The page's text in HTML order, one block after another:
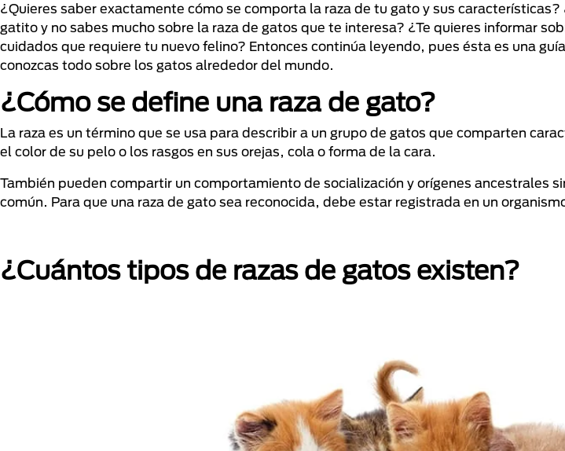
¿Quieres saber exactamente cómo se comporta la raza de tu gato y sus
gatito y no sabes mucho sobre la raza de gatos que te interesa? ¿Te quieres informar
cuidados que requiere tu nuevo felino? Entonces continúa leyendo, pues ésta es una
conozcas todo sobre los gatos alrededor del mundo.
¿Cómo se define una raza de gato?
La raza es un término que se usa para describir a un grupo de gatos que comparten
el color de su pelo o los rasgos en sus orejas, cola o forma de la cara.
También pueden compartir un comportamiento de socialización y orígenes ancestrales
común. Para que una raza de gato sea reconocida, debe estar registrada en un
¿Cuántos tipos de razas de gatos existen?